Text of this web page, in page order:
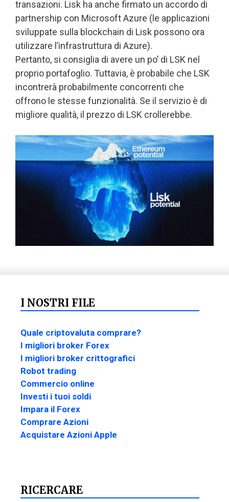
transazioni. Lisk ha anche firmato un accordo di
partnership con Microsoft Azure (le applicazioni
sviluppate sulla blockchain di Lisk possono ora
utilizzare l’infrastruttura di Azure).
Pertanto, si consiglia di avere un po’ di LSK nel
proprio portafoglio. Tuttavia, è probabile che LSK
incontrerà probabilmente concorrenti che
offrono le stesse funzionalità. Se il servizio è di
migliore qualità, il prezzo di LSK crollerebbe.
I NOSTRI FILE
Quale criptovaluta comprare?
I migliori broker Forex
I migliori broker crittografici
Robot trading
Commercio online
Investi i tuoi soldi
Impara il Forex
Comprare Azioni
Acquistare Azioni Apple
RICERCARE